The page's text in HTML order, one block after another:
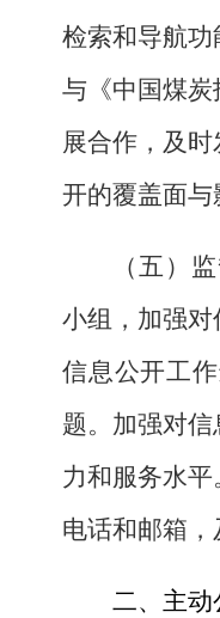
检索和导航
与《中国煤炭
展合作，及
开的覆盖面与
（五）
小组，加强
信息公开工
题。加强对
力和服务水
电话和邮箱
二、主